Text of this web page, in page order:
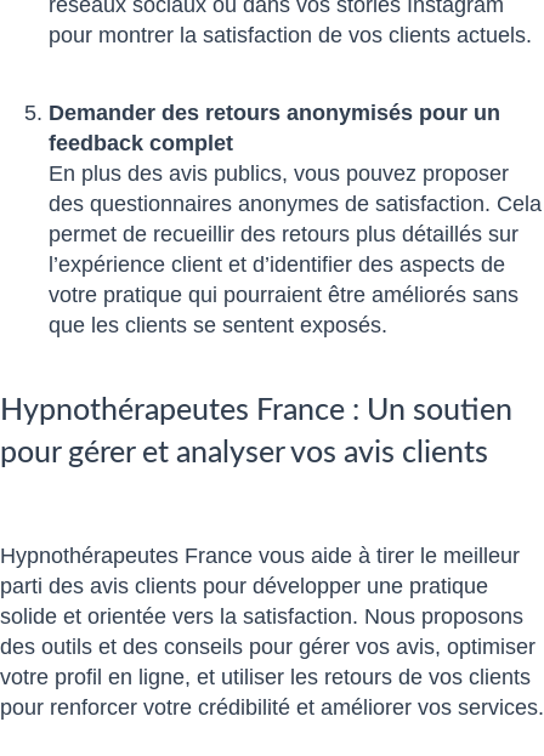
pour montrer la satisfaction de vos clients actuels.
Demander des retours anonymisés pour un
feedback complet
En plus des avis publics, vous pouvez proposer
des questionnaires anonymes de satisfaction. Cela
permet de recueillir des retours plus détaillés sur
l’expérience client et d’identifier des aspects de
votre pratique qui pourraient être améliorés sans
que les clients se sentent exposés.
Hypnothérapeutes France : Un soutien
pour gérer et analyser vos avis clients
Hypnothérapeutes France vous aide à tirer le meilleur
parti des avis clients pour développer une pratique
solide et orientée vers la satisfaction. Nous proposons
des outils et des conseils pour gérer vos avis, optimiser
votre profil en ligne, et utiliser les retours de vos clients
pour renforcer votre crédibilité et améliorer vos services.